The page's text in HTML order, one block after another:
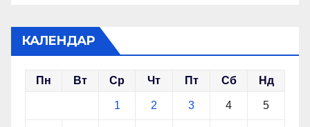
КАЛЕНДАР
Пн Вт Ср Чт Пт Сб Нд
1 2 3 4 5